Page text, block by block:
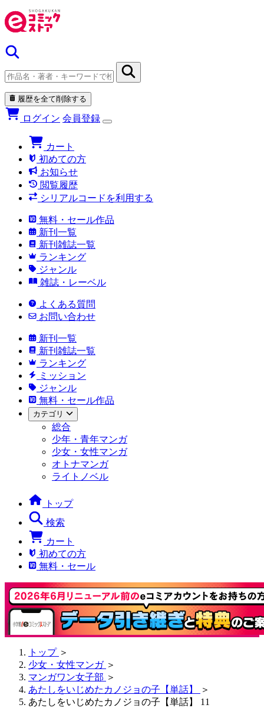
履歴を全て削除する
ログイン 会員登録
カート
初めての方
お知らせ
閲覧履歴
シリアルコードを利用する
無料・セール作品
新刊一覧
新刊雑誌一覧
ランキング
ジャンル
雑誌・レーベル
よくある質問
お問い合わせ
新刊一覧
新刊雑誌一覧
ランキング
ミッション
ジャンル
無料・セール作品
カテゴリ
総合
少年・青年マンガ
少女・女性マンガ
オトナマンガ
ライトノベル
トップ
検索
カート
初めての方
無料・セール
トップ ＞
少女・女性マンガ ＞
マンガワン女子部 ＞
あたしをいじめたカノジョの子【単話】
＞
あたしをいじめたカノジョの子【単話】 11